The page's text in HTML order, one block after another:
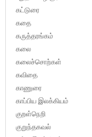
கட்டுரை
கதை
கருத்தரங்கம்
கலை
கலைச்சொற்கள்
கவிதை
காணுரை
காப்பிய இலக்கியம்
குறள்நெறி
குறுந்தகவல்